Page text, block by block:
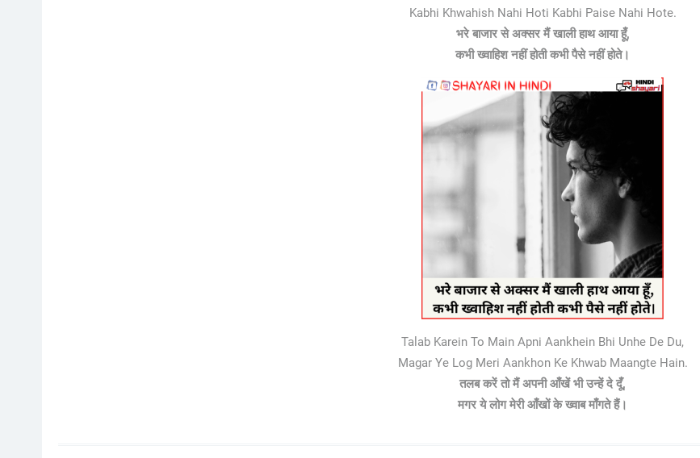
Kabhi Khwahish Nahi Hoti Kabhi Paise Nahi Hote.
भरे बाजार से अक्सर मैं खाली हाथ आया हूँ,
कभी ख्वाहिश नहीं होती कभी पैसे नहीं होते।
Talab Karein To Main Apni Aankhein Bhi Unhe De Du,
Magar Ye Log Meri Aankhon Ke Khwab Maangte Hain.
तलब करें तो मैं अपनी आँखें भी उन्हें दे दूँ,
मगर ये लोग मेरी आँखों के ख्वाब माँगते हैं।